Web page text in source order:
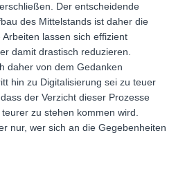
Der entscheidende
des Mittelstands ist daher die
lassen sich effizient
damit drastisch reduzieren.
daher von dem Gedanken
hin zu Digitalisierung sei zu teuer
der Verzicht dieser Prozesse
zu stehen kommen wird.
nur, wer sich an die Gegebenheiten